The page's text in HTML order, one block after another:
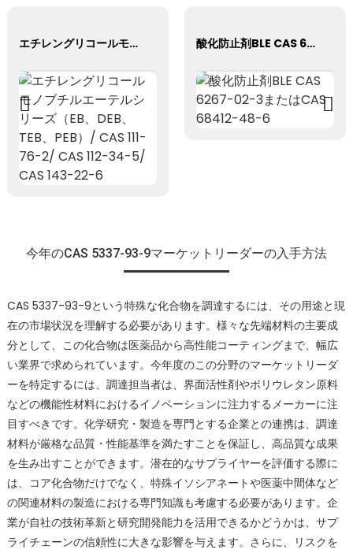
エチレングリコールモノブチルエーテルシリーズ（EB、DEB、TEB、PEB）/ CAS 111-76-2/ CAS 112-34-5/ CAS 143-22-6 酸化防止剤BLE CAS 6267-02-3またはCAS 68412-48-6
今年のCAS 5337-93-9マーケットリーダーの入手方法
CAS 5337-93-9という特殊な化合物を調達するには、その用途と現
在の市場状況を理解する必要があります。様々な先端材料の主要成
分として、この化合物は医薬品から高性能コーティングまで、幅広
い業界で求められています。今年度のこの分野のマーケットリーダ
ーを特定するには、調達担当者は、界面活性剤やポリウレタン原料
などの機能性材料におけるイノベーションに注力するメーカーに注
目すべきです。化学研究・製造を専門とする企業との連携は、調達
材料が厳格な品質・性能基準を満たすことを保証し、高品質な成果
を生み出すことができます。潜在的なサプライヤーを評価する際に
は、コア化合物だけでなく、特殊イソシアネートや医薬中間体など
の関連材料の製造における専門知識も考慮する必要があります。企
業が自社の技術革新と研究開発能力を活用できるかどうかは、サプ
ライチェーンの信頼性に大きな影響を与えます。さらに、リスクを